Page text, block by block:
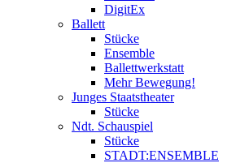
DigitEx
Ballett
Stücke
Ensemble
Ballettwerkstatt
Mehr Bewegung!
Junges Staatstheater
Stücke
Ndt. Schauspiel
Stücke
STADT:ENSEMBLE